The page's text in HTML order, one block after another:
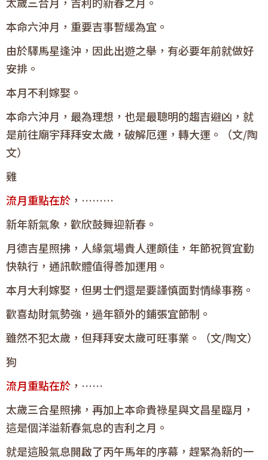
本命六沖月，重要吉事暫緩為宜。
由於驛馬星逢沖，因此出遊之舉，有必要年前就做好
安排。
本月不利嫁娶。
本命六沖月，最為理想，也是最聰明的趨吉避凶，就
是前往廟宇拜拜安太歲，破解厄運，轉大運。（文/陶
文）
雞
流月重點在於 ，………
新年新氣象，歡欣鼓舞迎新春。
月德吉星照拂，人緣氣場貴人運頗佳，年節祝賀宜勤
快執行，通訊軟體值得善加運用。
本月大利嫁娶，但男士們還是要謹慎面對情緣事務。
歡喜劫財氣勢強，過年額外的鋪張宜節制。
雖然不犯太歲，但拜拜安太歲可旺事業。（文/陶文）
狗
流月重點在於 ，……
太歲三合星照拂，再加上本命貴祿星與文昌星臨月，
這是個洋溢新春氣息的吉利之月。
就是這股氣息開啟了丙午馬年的序幕，趕緊為新的一